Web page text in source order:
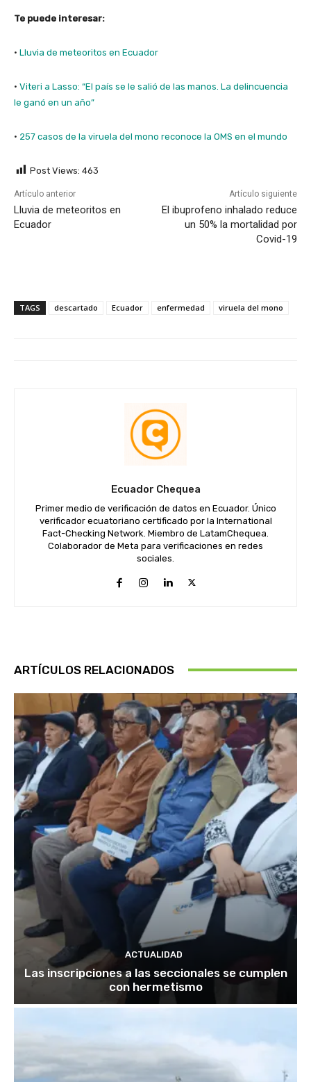
Te puede interesar:
· Lluvia de meteoritos en Ecuador
· Viteri a Lasso: “El país se le salió de las manos. La delincuencia
le ganó en un año”
· 257 casos de la viruela del mono reconoce la OMS en el mundo
Post Views: 463
Artículo anterior
Lluvia de meteoritos en
Ecuador
Artículo siguiente
El ibuprofeno inhalado reduce
un 50% la mortalidad por
Covid-19
TAGS descartado Ecuador enfermedad viruela del mono
Ecuador Chequea
Primer medio de verificación de datos en Ecuador. Único
verificador ecuatoriano certificado por la International
Fact-Checking Network. Miembro de LatamChequea.
Colaborador de Meta para verificaciones en redes
sociales.
ARTÍCULOS RELACIONADOS
ACTUALIDAD
Las inscripciones a las seccionales se cumplen
con hermetismo